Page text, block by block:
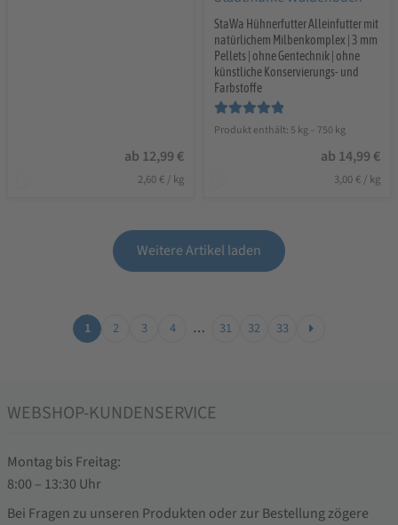
ab 12,99 €
2,60 € / kg
StaWa Hühnerfutter Alleinfutter mit
natürlichem Milbenkomplex | 3 mm
Pellets | ohne Gentechnik | ohne
künstliche Konservierungs- und
Farbstoffe
Bewertet mit
Produkt enthält: 5 kg– 750 kg
ab 14,99 €
3,00 €/ kg
Weitere Artikel laden
1 2 3 4 … 31 32 33
WEBSHOP-KUNDENSERVICE
Montag bis Freitag:
8:00 – 13:30 Uhr
Bei Fragen zu unseren Produkten oder zur Bestellung zögere